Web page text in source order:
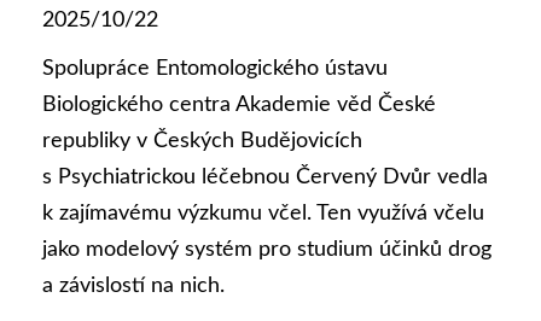
2025/10/22
Spolupráce Entomologického ústavu
Biologického centra Akademie věd České
republiky v Českých Budějovicích
s Psychiatrickou léčebnou Červený Dvůr vedla
k zajímavému výzkumu včel. Ten využívá včelu
jako modelový systém pro studium účinků drog
a závislostí na nich.